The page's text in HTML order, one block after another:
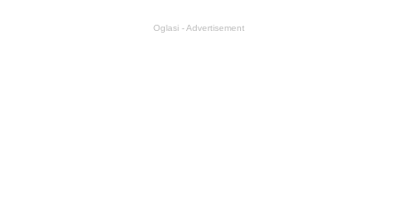
Oglasi - Advertisement